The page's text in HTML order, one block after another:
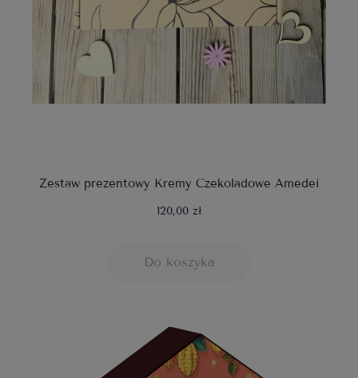
Zestaw prezentowy Kremy Czekoladowe Amedei
120,00 zł
Do koszyka